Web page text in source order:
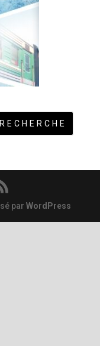
RECHERCHE
parWordPress